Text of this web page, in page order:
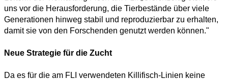
uns vor die Herausforderung, die Tierbestände über viele
Generationen hinweg stabil und reproduzierbar zu erhalten,
damit sie von den Forschenden genutzt werden können."
Neue Strategie für die Zucht
Da es für die am FLI verwendeten Killifisch-Linien keine